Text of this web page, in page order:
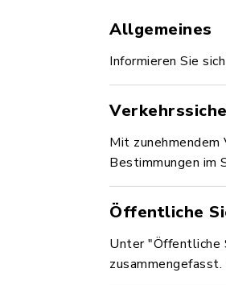
Allgemeines
Informieren Sie
Mit zunehmendem
Bestimmungen im
Öffentliche
Unter "Öffentliche